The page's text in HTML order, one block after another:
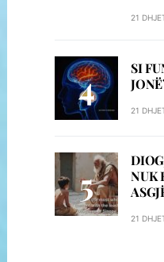
21
SI
21
NUK
21